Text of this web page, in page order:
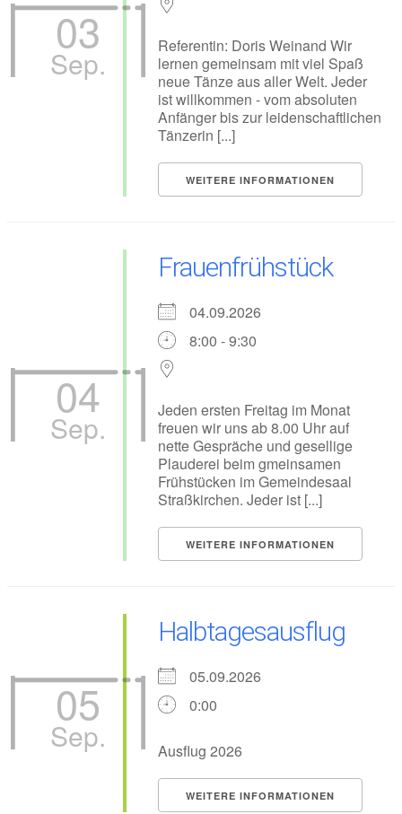
03
Sep.
Referentin: Doris Weinand Wir
lernen gemeinsam mit viel Spaß
neue Tänze aus aller Welt. Jeder
ist willkommen - vom absoluten
Anfänger bis zur leidenschaftlichen
Tänzerin [...]
WEITERE INFORMATIONEN
04
Sep.
Frauenfrühstück
04.09.2026
8:00 - 9:30
Jeden ersten Freitag im Monat
freuen wir uns ab 8.00 Uhr auf
nette Gespräche und gesellige
Plauderei beim gmeinsamen
Frühstücken im Gemeindesaal
Straßkirchen. Jeder ist [...]
WEITERE INFORMATIONEN
05
Sep.
Halbtagesausflug
05.09.2026
0:00
Ausflug 2026
WEITERE INFORMATIONEN